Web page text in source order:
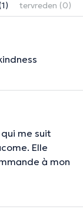
tervreden (0)
me suit
Elle
à mon